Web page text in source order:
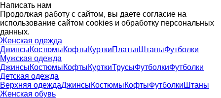
Написать нам
Продолжая работу с сайтом, вы даете согласие на
использование сайтом cookies и обработку персональных
данных.
Женская одежда
ДжинсыКостюмыКофтыКурткиПлатья ШтаныФутболки
Мужская одежда
ДжинсыКостюмыКофтыКурткиТрусыФутболкиФутболки
Детская одежда
Верхняя одеждаДжинсыКостюмыКофтыФутболки Штаны
Женская обувь